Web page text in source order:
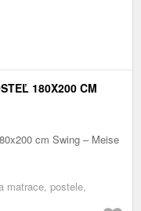
180X200 CM
cm Swing – Meise
matrace, postele,